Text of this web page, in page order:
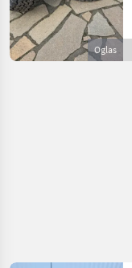
Oglas